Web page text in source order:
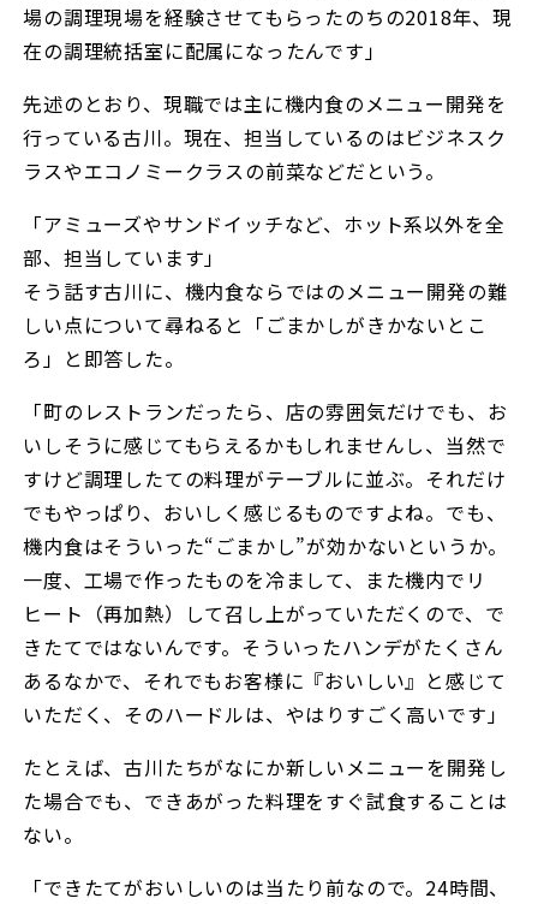
場の調理現場を経験させてもらったのちの2018年、現
在の調理統括室に配属になったんです」
先述のとおり、現職では主に機内食のメニュー開発を
行っている古川。現在、担当しているのはビジネスク
ラスやエコノミークラスの前菜などだという。
「アミューズやサンドイッチなど、ホット系以外を全
部、担当しています」
そう話す古川に、機内食ならではのメニュー開発の難
しい点について尋ねると「ごまかしがきかないとこ
ろ」と即答した。
「町のレストランだったら、店の雰囲気だけでも、お
いしそうに感じてもらえるかもしれませんし、当然で
すけど調理したての料理がテーブルに並ぶ。それだけ
でもやっぱり、おいしく感じるものですよね。でも、
機内食はそういった“ごまかし”が効かないというか。
一度、工場で作ったものを冷まして、また機内でリ
ヒート（再加熱）して召し上がっていただくので、で
きたてではないんです。そういったハンデがたくさん
あるなかで、それでもお客様に『おいしい』と感じて
いただく、そのハードルは、やはりすごく高いです」
たとえば、古川たちがなにか新しいメニューを開発し
た場合でも、できあがった料理をすぐ試食することは
ない。
「できたてがおいしいのは当たり前なので。24時間、